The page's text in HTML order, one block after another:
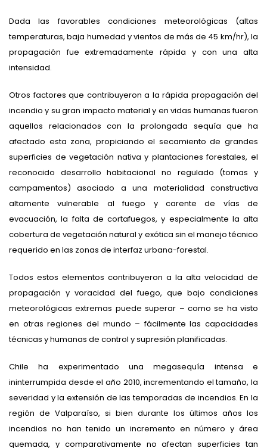
Dada las favorables condiciones meteorológicas (altas
temperaturas, baja humedad y vientos de más de 45 km/hr), la
propagación fue extremadamente rápida y con una alta
intensidad.
Otros factores que contribuyeron a la rápida propagación del
incendio y su gran impacto material y en vidas humanas fueron
aquellos relacionados con la prolongada sequía que ha
afectado esta zona, propiciando el secamiento de grandes
superficies de vegetación nativa y plantaciones forestales, el
reconocido desarrollo habitacional no regulado (tomas y
campamentos) asociado a una materialidad constructiva
altamente vulnerable al fuego y carente de vías de
evacuación, la falta de cortafuegos, y especialmente la alta
cobertura de vegetación natural y exótica sin el manejo técnico
requerido en las zonas de interfaz urbana-forestal.
Todos estos elementos contribuyeron a la alta velocidad de
propagación y voracidad del fuego, que bajo condiciones
meteorológicas extremas puede superar – como se ha visto
en otras regiones del mundo – fácilmente las capacidades
técnicas y humanas de control y supresión planificadas.
Chile ha experimentado una megasequía intensa e
ininterrumpida desde el año 2010, incrementando el tamaño, la
severidad y la extensión de las temporadas de incendios. En la
región de Valparaíso, si bien durante los últimos años los
incendios no han tenido un incremento en número y área
quemada, y comparativamente no afectan superficies tan